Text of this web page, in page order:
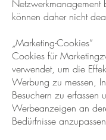
Netzwerkmanagement
können daher nicht
„Marketing-Cookies“
Cookies für
verwendet, um die
Werbung zu messen,
Besuchern zu erfassen
Werbeanzeigen an
Bedürfnisse